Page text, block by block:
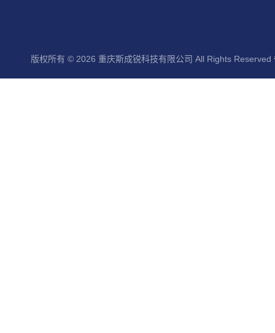
版权所有 © 2026 重庆斯成锐科技有限公司 All Rights Reserved